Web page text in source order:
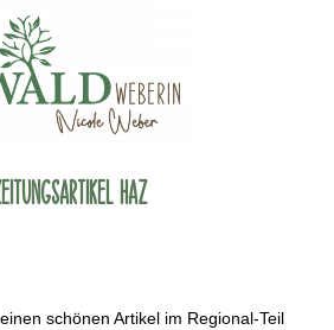
HAZ
schönen Artikel im Regional-Teil